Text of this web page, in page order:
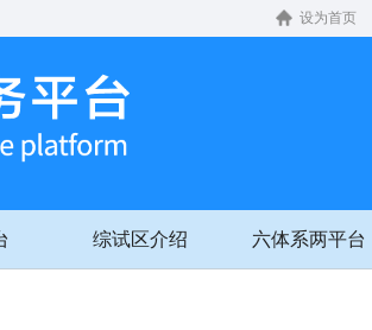
设为首页
综试区介绍 六体系两平台